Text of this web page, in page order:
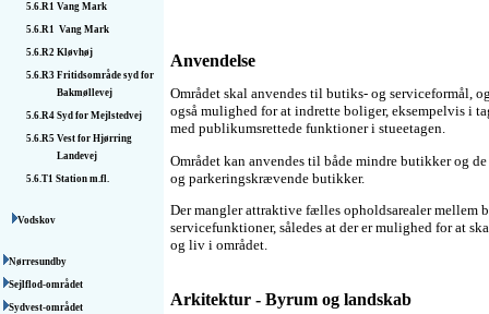
5.6.R1 Vang Mark
5.6.R1 Vang Mark
5.6.R2 Kløvhøj
5.6.R3 Fritidsområde syd for
Bakmøllevej
5.6.R4 Syd for Mejlstedvej
5.6.R5 Vest for Hjørring
Landevej
5.6.T1 Station m.fl.
Vodskov
Nørresundby
Sejlflod-området
Sydvest-området
Anvendelse
Området skal anvendes til butiks- og serviceformål,
også mulighed for at indrette boliger, eksempelvis i
med publikumsrettede funktioner i stueetagen.
Området kan anvendes til både mindre butikker og de
og parkeringskrævende butikker.
Der mangler attraktive fælles opholdsarealer mellem
servicefunktioner, således at der er mulighed for at
og liv i området.
Arkitektur - Byrum og landskab